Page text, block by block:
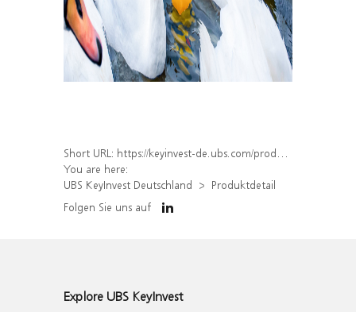
Short URL: https://keyinvest-de.ubs.com/produkt/detail/index/isin/DE000WA7J6L6
You are here:
UBS KeyInvest Deutschland
Produktdetail
Folgen Sie uns auf
Explore UBS KeyInvest